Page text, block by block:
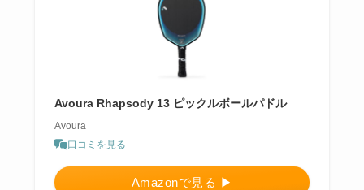
Avoura Rhapsody 13 ピックルボールパドル
Avoura
口コミを見る
Amazonで見る ▶︎